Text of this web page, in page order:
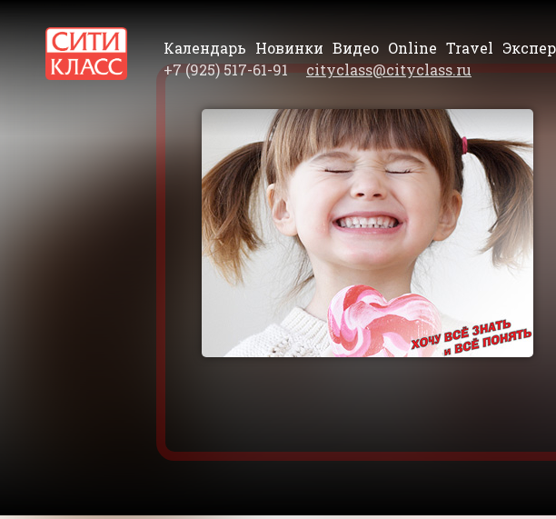
Календарь Новинки Видео Online Travel
+7 (925) 517-61-91
cityclass@cityclass.ru